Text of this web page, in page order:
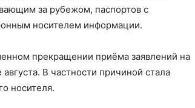
за рубежом, паспортов с
носителем информации.
прекращении приёма заявлений на
В частности причиной стала
носителя.